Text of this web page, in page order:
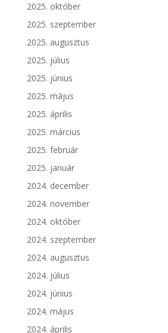
2025. október
2025. szeptember
2025. augusztus
2025. július
2025. június
2025. május
2025. április
2025. március
2025. február
2025. január
2024. december
2024. november
2024. október
2024. szeptember
2024. augusztus
2024. július
2024. június
2024. május
2024. április